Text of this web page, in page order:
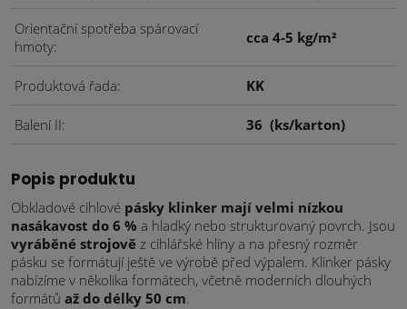
Orientační spotřeba spárovací
hmoty
cca 4-5 kg/m²
Produktová řada KK
Balení II 36 (ks/karton)
Popis produktu
Obkladové cihlové pásky klinker mají velmi nízkou
nasákavost do 6 % a hladký nebo strukturovaný povrch. Jsou
vyráběné strojově z cihlářské hlíny a na přesný rozměr
pásku se formátují ještě ve výrobě před výpalem. Klinker pásky
nabízíme v několika formátech, včetně moderních dlouhých
formátů až do délky 50 cm.